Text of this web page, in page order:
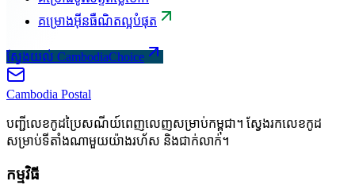
គម្រោងអ៊ីនធឺណិតល្អបំផុត
ស្វែងយល់ CambodiaChoice
Cambodia Postal
បញ្ជីលេខកូដប្រៃសណីយ៍ពេញលេញសម្រាប់កម្ពុជា។ ស្វែងរកលេខកូដ
សម្រាប់ទីតាំងណាមួយយ៉ាងរហ័ស និងជាក់លាក់។
កម្មវិធី